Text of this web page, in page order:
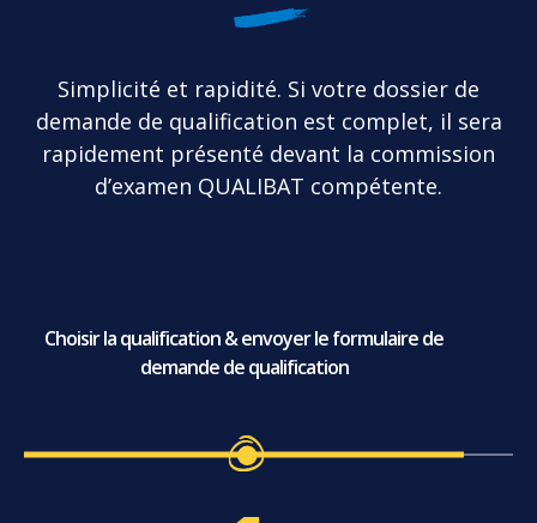
Simplicité et rapidité. Si votre dossier de
demande de qualification est complet, il sera
rapidement présenté devant la commission
d’examen QUALIBAT compétente.
Choisir la qualification & envoyer le formulaire de
demande de qualification